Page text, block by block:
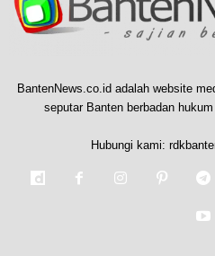
BantenNews.co.id adalah website
seputar Banten berbadan
Hubungi kami: